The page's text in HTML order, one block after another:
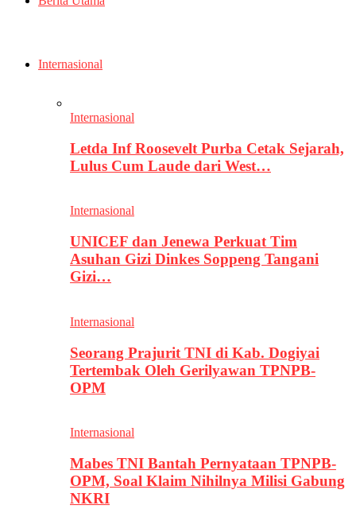
Internasional
Internasional
Letda Inf Roosevelt Purba Cetak Sejarah,
Lulus Cum Laude dari West…
Internasional
UNICEF dan Jenewa Perkuat Tim
Asuhan Gizi Dinkes Soppeng Tangani
Gizi…
Internasional
Seorang Prajurit TNI di Kab. Dogiyai
Tertembak Oleh Gerilyawan TPNPB-
OPM
Internasional
Mabes TNI Bantah Pernyataan TPNPB-
OPM, Soal Klaim Nihilnya Milisi Gabung
NKRI